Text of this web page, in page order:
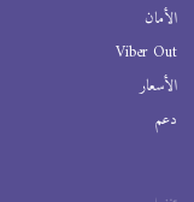
الأمان
Viber Out
الأسعار
دعم